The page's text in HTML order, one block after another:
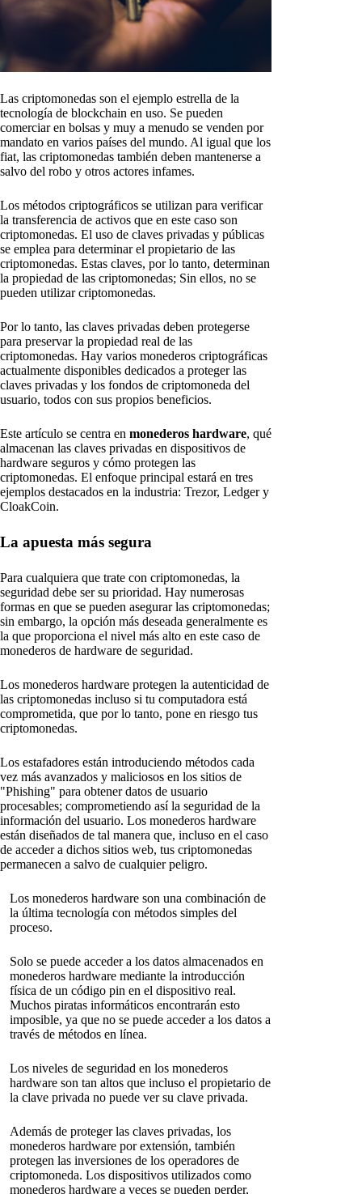
Las criptomonedas son el ejemplo estrella de la
tecnología de blockchain en uso. Se pueden
comerciar en bolsas y muy a menudo se venden por
mandato en varios países del mundo. Al igual que los
fiat, las criptomonedas también deben mantenerse a
salvo del robo y otros actores infames.
Los métodos criptográficos se utilizan para verificar
la transferencia de activos que en este caso son
criptomonedas. El uso de claves privadas y públicas
se emplea para determinar el propietario de las
criptomonedas. Estas claves, por lo tanto, determinan
la propiedad de las criptomonedas; Sin ellos, no se
pueden utilizar criptomonedas.
Por lo tanto, las claves privadas deben protegerse
para preservar la propiedad real de las
criptomonedas. Hay varios monederos criptográficas
actualmente disponibles dedicados a proteger las
claves privadas y los fondos de criptomoneda del
usuario, todos con sus propios beneficios.
Este artículo se centra en monederos hardware, qué
almacenan las claves privadas en dispositivos de
hardware seguros y cómo protegen las
criptomonedas. El enfoque principal estará en tres
ejemplos destacados en la industria: Trezor, Ledger y
CloakCoin.
La apuesta más segura
Para cualquiera que trate con criptomonedas, la
seguridad debe ser su prioridad. Hay numerosas
formas en que se pueden asegurar las criptomonedas;
sin embargo, la opción más deseada generalmente es
la que proporciona el nivel más alto en este caso de
monederos de hardware de seguridad.
Los monederos hardware protegen la autenticidad de
las criptomonedas incluso si tu computadora está
comprometida, que por lo tanto, pone en riesgo tus
criptomonedas.
Los estafadores están introduciendo métodos cada
vez más avanzados y maliciosos en los sitios de
"Phishing" para obtener datos de usuario
procesables; comprometiendo así la seguridad de la
información del usuario. Los monederos hardware
están diseñados de tal manera que, incluso en el caso
de acceder a dichos sitios web, tus criptomonedas
permanecen a salvo de cualquier peligro.
Los monederos hardware son una combinación de
la última tecnología con métodos simples del
proceso.
Solo se puede acceder a los datos almacenados en
monederos hardware mediante la introducción
física de un código pin en el dispositivo real.
Muchos piratas informáticos encontrarán esto
imposible, ya que no se puede acceder a los datos a
través de métodos en línea.
Los niveles de seguridad en los monederos
hardware son tan altos que incluso el propietario de
la clave privada no puede ver su clave privada.
Además de proteger las claves privadas, los
monederos hardware por extensión, también
protegen las inversiones de los operadores de
criptomoneda. Los dispositivos utilizados como
monederos hardware a veces se pueden perder,